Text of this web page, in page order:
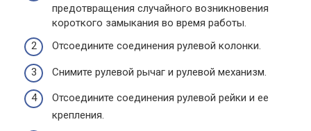
предотвращения случайного возникновения
короткого замыкания во время работы.
Отсоедините соединения рулевой колонки.
Снимите рулевой рычаг и рулевой механизм.
Отсоедините соединения рулевой рейки и ее
крепления.